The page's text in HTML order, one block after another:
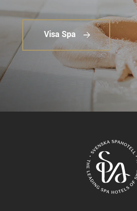
Visa Spa